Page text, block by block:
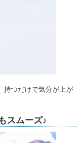
持つだけで気分が上が
スムーズ♪